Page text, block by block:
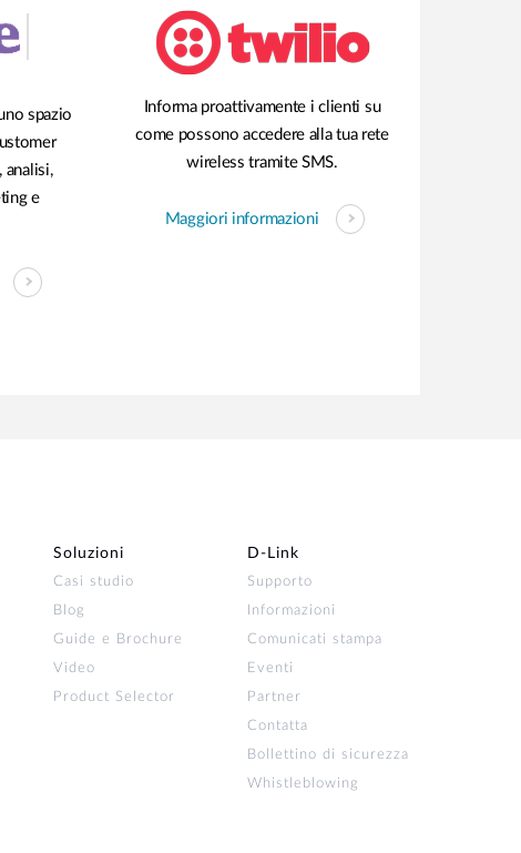
spazio
analisi,
e
Informa proattivamente i clienti su
come possono accedere alla tua rete
wireless tramite SMS.
Maggiori informazioni
Soluzioni
Casi studio
Blog
Guide e Brochure
Video
Product Selector
D‑Link
Supporto
Informazioni
Comunicati stampa
Eventi
Partner
Contatta
Bollettino di sicurezza
Whistleblowing